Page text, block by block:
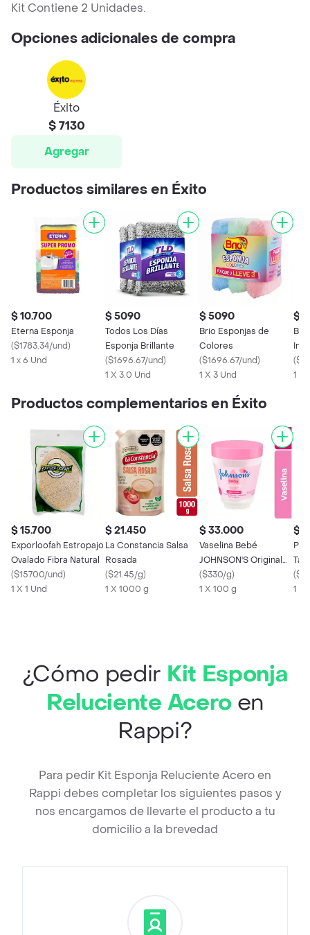
Kit Contiene 2 Unidades.
Opciones adicionales de compra
Éxito
$ 7130
Agregar
Productos similares en Éxito
$ 10.700
Eterna Esponja
($1783.34/und)
1 x 6 Und
$ 5090
Todos Los Días
Esponja Brillante
($1696.67/und)
1 X 3.0 Und
$ 5090
Brio Esponjas de
Colores
($1696.67/und)
1 X 3 Und
$
(
1 x
Productos complementarios en Éxito
$ 15.700
Exporloofah Estropajo
Ovalado Fibra Natural
($15700/und)
1 X 1 Und
$ 21.450
La Constancia Salsa
Rosada
($21.45/g)
1 X 1000 g
$ 33.000
Vaselina Bebé
JOHNSON'S Original
100 GR
($330/g)
1 X 100 g
$
(
1
¿Cómo pedir Kit Esponja
Reluciente Aceroen
Rappi?
Para pedir Kit Esponja Reluciente Acero en
Rappi debes completar los siguientes pasos y
nos encargamos de llevarte el producto a tu
domicilio a la brevedad